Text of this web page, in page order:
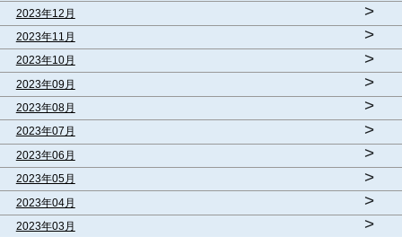
2023年12月 >
2023年11月 >
2023年10月 >
2023年09月 >
2023年08月 >
2023年07月 >
2023年06月 >
2023年05月 >
2023年04月 >
2023年03月 >